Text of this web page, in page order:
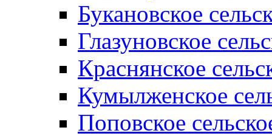
Букановское
Глазуновское
Краснянское
Кумылженское
Поповское